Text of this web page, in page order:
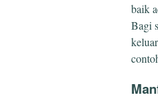
baik
Bagi